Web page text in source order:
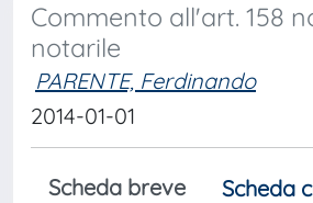
Commento all'art. 158
notarile
PARENTE, Ferdinando
2014-01-01
Scheda breve
Scheda